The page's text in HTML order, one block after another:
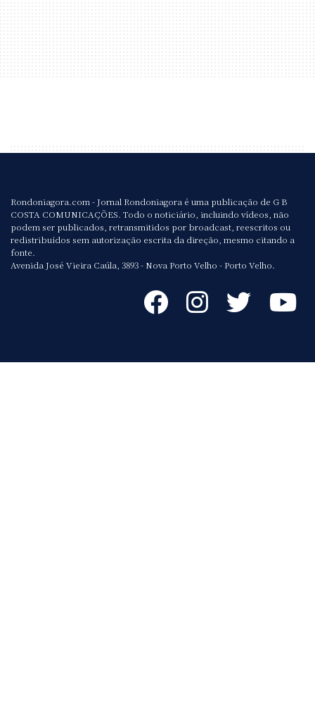
Rondoniagora.com - Jornal Rondoniagora é uma publicação de G B
COSTA COMUNICAÇÕES. Todo o noticiário, incluindo vídeos, não
podem ser publicados, retransmitidos por broadcast, reescritos ou
redistribuídos sem autorização escrita da direção, mesmo citando a
fonte.
Avenida José Vieira Caúla, 3893 - Nova Porto Velho - Porto Velho.